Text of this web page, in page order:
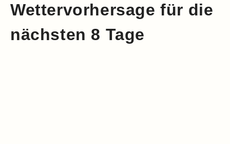
Wettervorhersage für die
nächsten 8 Tage